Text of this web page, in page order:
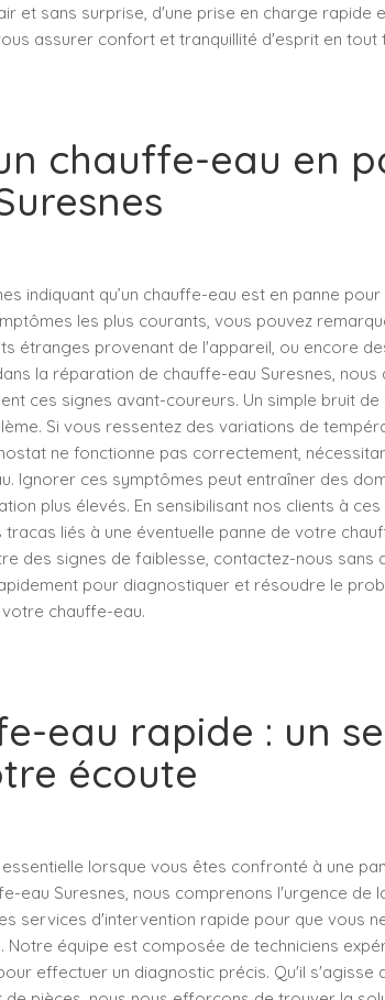
et sans surprise, d'une prise en charge rapide
assurer confort et tranquillité d'esprit en tout
chauffe-eau en
indiquant qu’un chauffe-eau est en panne
les plus courants, vous pouvez
étranges provenant de l'appareil, ou encore
la réparation de chauffe-eau Suresnes, nous
ces signes avant-coureurs. Un simple bruit de
Si vous ressentez des variations de
ne fonctionne pas correctement,
Ignorer ces symptômes peut entraîner des
plus élevés. En sensibilisant nos clients à ces
liés à une éventuelle panne de votre
des signes de faiblesse, contactez-nous sans
pour diagnostiquer et résoudre le
chauffe-eau.
eau rapide : un
écoute
lorsque vous êtes confronté à une
eau Suresnes, nous comprenons l'urgence de
services d'intervention rapide pour que vous
équipe est composée de techniciens
effectuer un diagnostic précis. Qu'il s'agisse